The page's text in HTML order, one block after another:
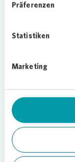
Präferenzen
Statistiken
Marketing
QUARTIER